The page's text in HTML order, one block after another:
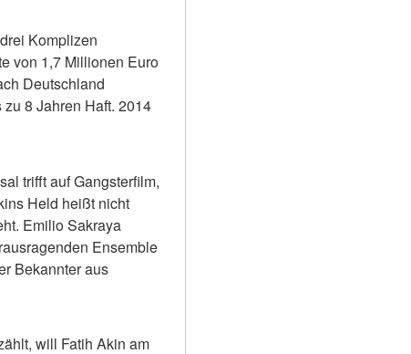
Komplizen
von 1,7 Millionen Euro
Deutschland
8 Jahren Haft. 2014
trifft auf Gangsterfilm,
Held heißt nicht
Emilio Sakraya
Ensemble
Bekannter aus
will Fatih Akin am